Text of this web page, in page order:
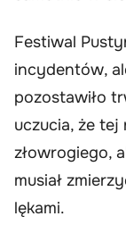
Festiwal
incydentów,
pozostawiło
uczucia, że
złowrogiego,
musiał
lękami.